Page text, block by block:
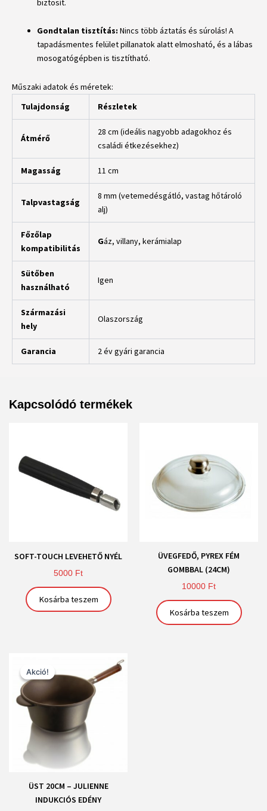
biztosít.
Gondtalan tisztítás: Nincs több áztatás és súrolás! A
tapadásmentes felület pillanatok alatt elmosható, és a lábas
mosogatógépben is tisztítható.
Műszaki adatok és méretek:
Tulajdonság
Részletek
Átmérő
28 cm (ideális nagyobb adagokhoz és
családi étkezésekhez)
Magasság 11 cm
Talpvastagság
8 mm (vetemedésgátló, vastag hőtároló
alj)
Főzőlap
kompatibilitás
Gáz, villany, kerámialap
Sütőben
használható
Igen
Származási
hely
Olaszország
Garancia 2 év gyári garancia
Kapcsolódó termékek
SOFT-TOUCH LEVEHETŐ NYÉL
5000 Ft
Kosárba teszem
ÜVEGFEDŐ, PYREX FÉM
GOMBBAL (24CM)
10000 Ft
Kosárba teszem
Akció!
Akció!
ÜST 20CM – JULIENNE
INDUKCIÓS EDÉNY
was:
37900 Ft.
Current
price